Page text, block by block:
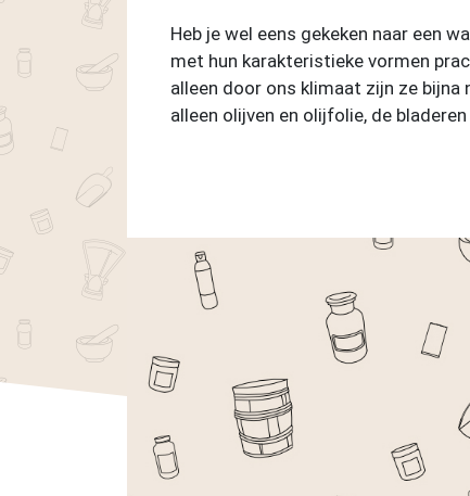
Heb je wel eens gekeken naar een
met hun karakteristieke vormen
alleen door ons klimaat zijn ze
alleen olijven en olijfolie, de